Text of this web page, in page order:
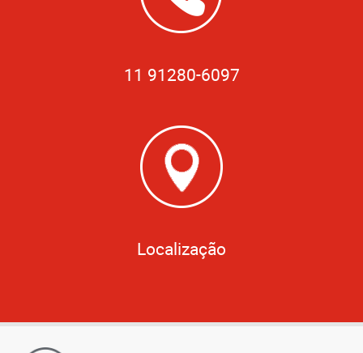
11 91280-6097
Localização